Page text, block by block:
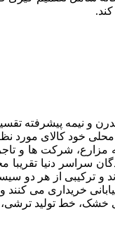
و نیمه پیشرفته
محلی خود کالای
شرکت ها و تاجران
دنیا تقریبا
و ترکیبی از هر دو
خریداری می
خشک، خط تولید